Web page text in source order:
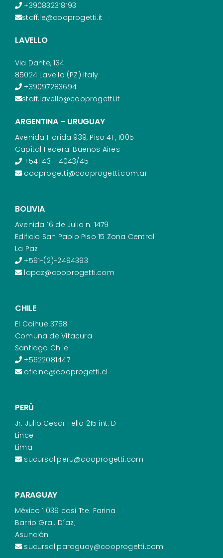
+390832318193
staff.le@cooprogetti.it
LAVELLO
Via Dante, 134
85024 Lavello (PZ) Italy
+39097283694
staff.lavello@cooprogetti.it
ARGENTINA – URUGUAY
Avenida Florida 939, Piso 4F, 1005
Capital Federal Buenos Aires
+54114311-4043/45
cooprogetti@cooprogetti.com.ar
BOLIVIA
Avenida 16 de Julio n. 1479
Edificio San Pablo Piso 15 Zona Central
La Paz
+591-(2)-2494393
lapaz@cooprogetti.com
CHILE
El Coihue 3758
Comuna de Vitacura
Santiago Chile
+5622081447
oficina@cooprogetti.cl
PERÙ
Jr. Julio Cesar Tello 215 int. D
Lince
Lima
sucursal.peru@cooprogetti.com
PARAGUAY
México 1.039 casi Tte. Farina
Barrio Gral. Díaz;
Asunción
sucursal.paraguay@cooprogetti.com